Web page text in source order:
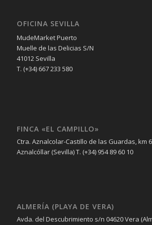
OFICINA SEVILLA
MudeMarket Puerto
Muelle de las Delicias S/N
41012 Sevilla
T. (+34) 667 233 580
FINCA «EL CAMPILLO»
Ctra. Aznalcolar-Castillo de las Guardas, km
Aznalcóllar (Sevilla) T. (+34) 954 89 60 10
ALMERÍA (PLAYA DE VERA)
Avda. del Descubrimiento s/n 04620 Vera